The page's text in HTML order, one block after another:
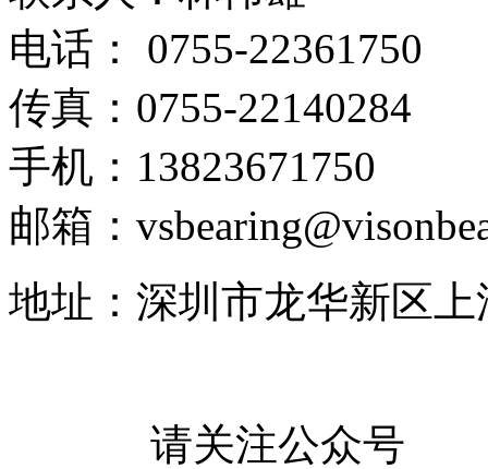
电话： 0755-22361750
传真：0755-22140284
手机：13823671750
邮箱：
地址：深圳市龙华新区
请关注公众号